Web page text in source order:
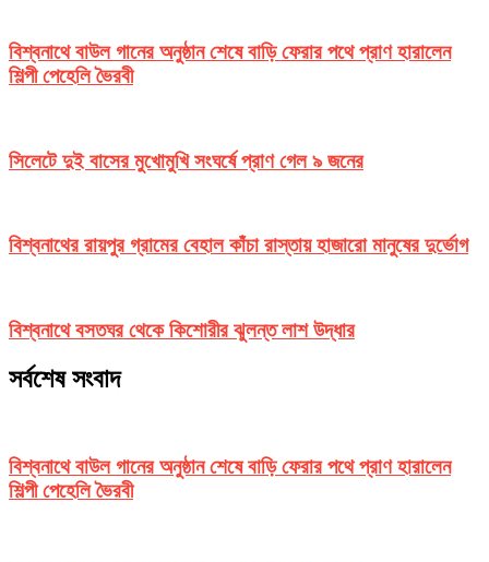
বিশ্বনাথে বাউল গানের অনুষ্ঠান শেষে বাড়ি ফেরার পথে প্রাণ হারালেন
শিল্পী পেহেলি ভৈরবী
সিলেটে দুই বাসের মুখোমুখি সংঘর্ষে প্রাণ গেল ৯ জনের
বিশ্বনাথের রায়পুর গ্রামের বেহাল কাঁচা রাস্তায় হাজারো মানুষের দুর্ভোগ
বিশ্বনাথে বসতঘর থেকে কিশোরীর ঝুলন্ত লাশ উদ্ধার
সর্বশেষ সংবাদ
বিশ্বনাথে বাউল গানের অনুষ্ঠান শেষে বাড়ি ফেরার পথে প্রাণ হারালেন
শিল্পী পেহেলি ভৈরবী